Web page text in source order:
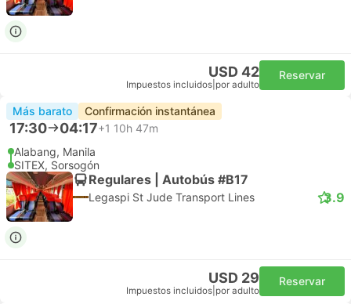
USD 42
Impuestos incluidos por adulto
Reservar
Más barato Confirmación instantánea
17:30 04:17+1 10h 47m
Alabang, Manila
SITEX, Sorsogón
Regulares | Autobús #B17
Legaspi St Jude Transport Lines 3.9
USD 29
Impuestos incluidos por adulto
Reservar